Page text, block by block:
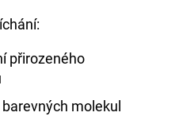
přirozeného
molekul